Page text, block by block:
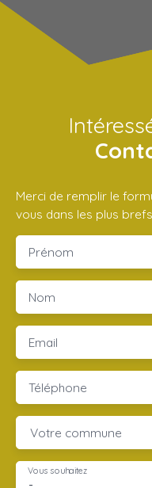
Merci de remplir le
vous dans les plus
Prénom
Nom
Email
Téléphone
Votre commune
-
Vous souhaitez